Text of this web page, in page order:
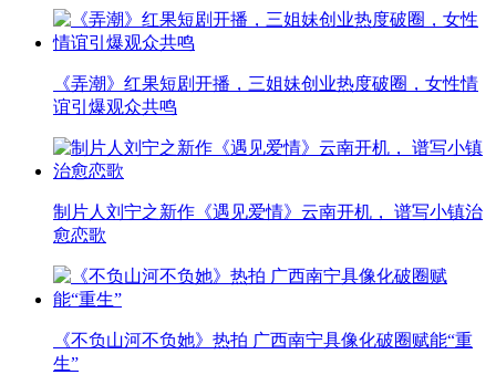
《弄潮》红果短剧开播，三姐妹创业热度破圈，女性情
谊引爆观众共鸣
制片人刘宁之新作《遇见爱情》云南开机， 谱写小镇治
愈恋歌
《不负山河不负她》热拍 广西南宁具像化破圈赋能“重
生”